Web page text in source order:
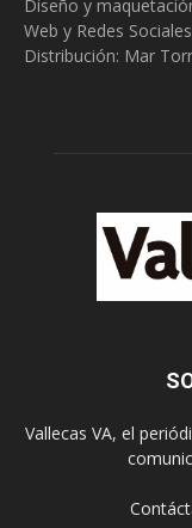
Diseño y
Web y Redes
Distribución: Mar
Vallecas VA, el